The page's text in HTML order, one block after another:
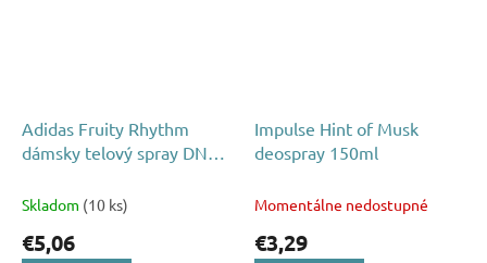
Adidas Fruity Rhythm
dámsky telový spray DNS
Skladom (10 ks)
€5,06
Impulse Hint of Musk
deospray 150ml
Momentálne nedostupné
€3,29